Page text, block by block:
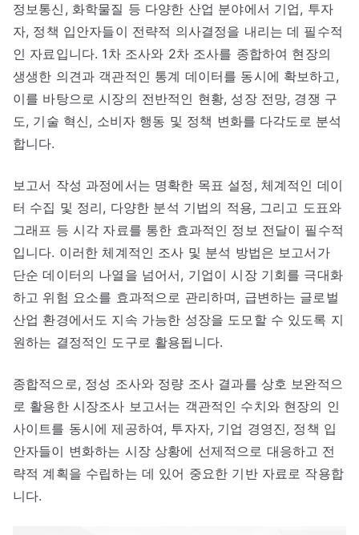
정보통신, 화학물질 등 다양한 산업 분야에서 기업, 투자
자, 정책 입안자들이 전략적 의사결정을 내리는 데 필수적
인 자료입니다. 1차 조사와 2차 조사를 종합하여 현장의
생생한 의견과 객관적인 통계 데이터를 동시에 확보하고,
이를 바탕으로 시장의 전반적인 현황, 성장 전망, 경쟁 구
도, 기술 혁신, 소비자 행동 및 정책 변화를 다각도로 분석
합니다.
보고서 작성 과정에서는 명확한 목표 설정, 체계적인 데이
터 수집 및 정리, 다양한 분석 기법의 적용, 그리고 도표와
그래프 등 시각 자료를 통한 효과적인 정보 전달이 필수적
입니다. 이러한 체계적인 조사 및 분석 방법은 보고서가
단순 데이터의 나열을 넘어서, 기업이 시장 기회를 극대화
하고 위험 요소를 효과적으로 관리하며, 급변하는 글로벌
산업 환경에서도 지속 가능한 성장을 도모할 수 있도록 지
원하는 결정적인 도구로 활용됩니다.
종합적으로, 정성 조사와 정량 조사 결과를 상호 보완적으
로 활용한 시장조사 보고서는 객관적인 수치와 현장의 인
사이트를 동시에 제공하여, 투자자, 기업 경영진, 정책 입
안자들이 변화하는 시장 상황에 선제적으로 대응하고 전
략적 계획을 수립하는 데 있어 중요한 기반 자료로 작용합
니다.